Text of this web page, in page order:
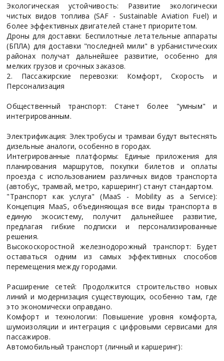
Экологическая устойчивость: Развитие экологически
чистых видов топлива (SAF - Sustainable Aviation Fuel) и
более эффективных двигателей станет приоритетом.
Дроны для доставки: Беспилотные летательные аппараты
(БПЛА) для доставки "последней мили" в урбанистических
районах получат дальнейшее развитие, особенно для
мелких грузов и срочных заказов.
2. Пассажирские перевозки: Комфорт, Скорость и
Персонализация
Общественный транспорт: Станет более "умным" и
интегрированным.
Электрификация: Электробусы и трамваи будут вытеснять
дизельные аналоги, особенно в городах.
Интегрированные платформы: Единые приложения для
планирования маршрутов, покупки билетов и оплаты
проезда с использованием различных видов транспорта
(автобус, трамвай, метро, каршеринг) станут стандартом.
"Транспорт как услуга" (MaaS - Mobility as a Service):
Концепция MaaS, объединяющая все виды транспорта в
единую экосистему, получит дальнейшее развитие,
предлагая гибкие подписки и персонализированные
решения.
Высокоскоростной железнодорожный транспорт: Будет
оставаться одним из самых эффективных способов
перемещения между городами.
Расширение сетей: Продолжится строительство новых
линий и модернизация существующих, особенно там, где
это экономически оправдано.
Комфорт и технологии: Повышение уровня комфорта,
шумоизоляции и интеграция с цифровыми сервисами для
пассажиров.
Автомобильный транспорт (личный и каршеринг):